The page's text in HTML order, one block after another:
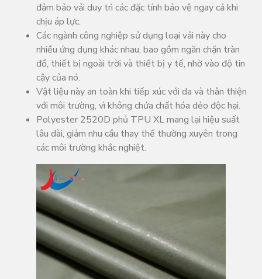
đảm bảo vải duy trì các đặc tính bảo vệ ngay cả khi
chịu áp lực.
Các ngành công nghiệp sử dụng loại vải này cho
nhiều ứng dụng khác nhau, bao gồm ngăn chặn tràn
đổ, thiết bị ngoài trời và thiết bị y tế, nhờ vào độ tin
cậy của nó.
Vật liệu này an toàn khi tiếp xúc với da và thân thiện
với môi trường, vì không chứa chất hóa dẻo độc hại.
Polyester 2520D phủ TPU XL mang lại hiệu suất
lâu dài, giảm nhu cầu thay thế thường xuyên trong
các môi trường khắc nghiệt.